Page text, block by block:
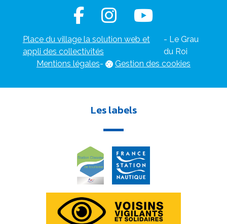
Place du village la solution web et
appli des collectivités
- Le Grau
du Roi
Mentions légales- Gestion des cookies
Les labels